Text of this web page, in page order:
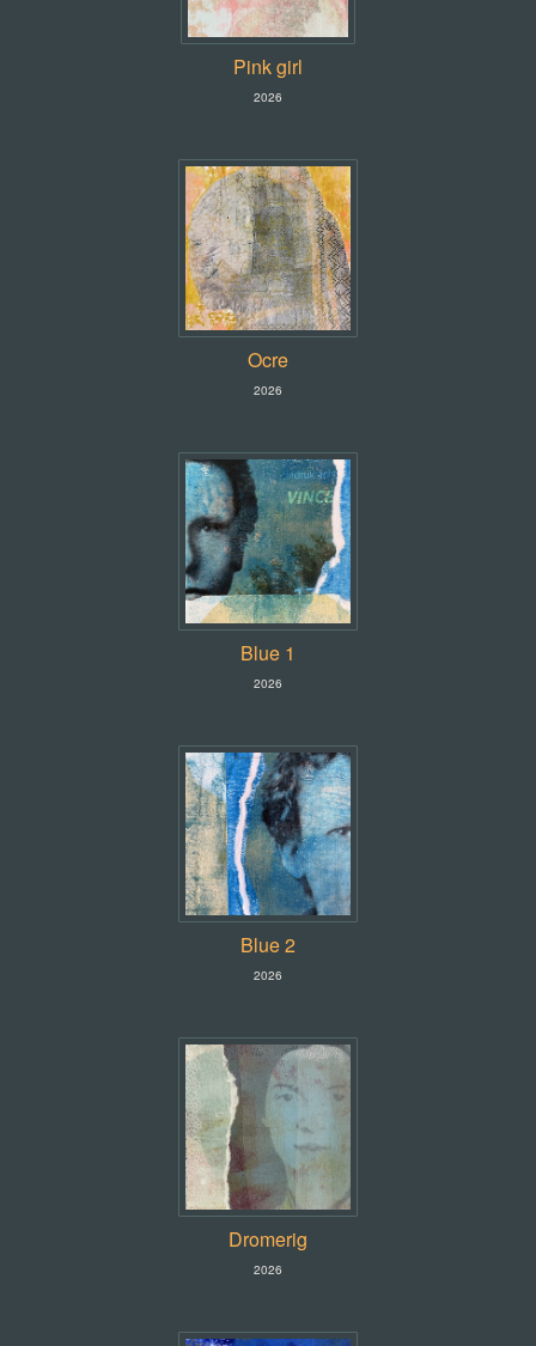
Pink girl
2026
Ocre
2026
Blue 1
2026
Blue 2
2026
Dromerig
2026